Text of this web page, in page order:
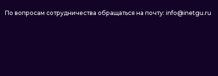
По вопросам сотрудничества обращаться на почту: info@inetgu.ru